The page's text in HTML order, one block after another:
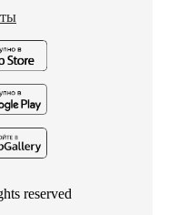
reserved